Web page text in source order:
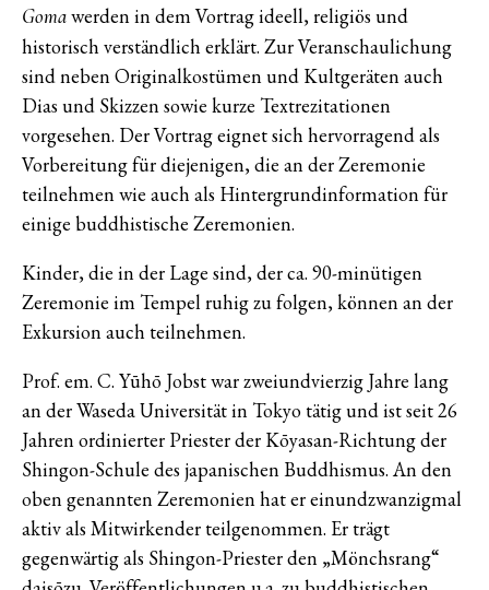
Gomawerden in dem Vortrag ideell, religiös und
historisch verständlich erklärt. Zur Veranschaulichung
sind neben Originalkostümen und Kultgeräten auch
Dias und Skizzen sowie kurze Textrezitationen
vorgesehen. Der Vortrag eignet sich hervorragend als
Vorbereitung für diejenigen, die an der Zeremonie
teilnehmen wie auch als Hintergrundinformation für
einige buddhistische Zeremonien.
Kinder, die in der Lage sind, der ca. 90-minütigen
Zeremonie im Tempel ruhig zu folgen, können an der
Exkursion auch teilnehmen.
Prof. em. C. Yūhō Jobst war zweiundvierzig Jahre lang
an der Waseda Universität in Tokyo tätig und ist seit 26
Jahren ordinierter Priester der Kōyasan-Richtung der
Shingon-Schule des japanischen Buddhismus. An den
oben genannten Zeremonien hat er einundzwanzigmal
aktiv als Mitwirkender teilgenommen. Er trägt
gegenwärtig als Shingon-Priester den „Mönchsrang“